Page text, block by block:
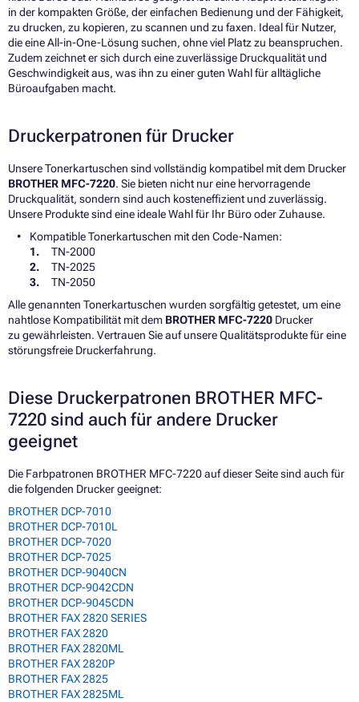
in der kompakten Größe, der einfachen Bedienung und der Fähigkeit,
zu drucken, zu kopieren, zu scannen und zu faxen. Ideal für Nutzer,
die eine All-in-One-Lösung suchen, ohne viel Platz zu beanspruchen.
Zudem zeichnet er sich durch eine zuverlässige Druckqualität und
Geschwindigkeit aus, was ihn zu einer guten Wahl für alltägliche
Büroaufgaben macht.
Druckerpatronen für Drucker
Unsere Tonerkartuschen sind vollständig kompatibel mit dem Drucker
BROTHER MFC-7220. Sie bieten nicht nur eine hervorragende
Druckqualität, sondern sind auch kosteneffizient und zuverlässig.
Unsere Produkte sind eine ideale Wahl für Ihr Büro oder Zuhause.
Kompatible Tonerkartuschen mit den Code-Namen:
TN-2000
TN-2025
TN-2050
Alle genannten Tonerkartuschen wurden sorgfältig getestet, um eine
nahtlose Kompatibilität mit dem BROTHER MFC-7220 Drucker
zu gewährleisten. Vertrauen Sie auf unsere Qualitätsprodukte für eine
störungsfreie Druckerfahrung.
Diese Druckerpatronen BROTHER MFC-
7220 sind auch für andere Drucker
geeignet
Die Farbpatronen BROTHER MFC-7220 auf dieser Seite sind auch für
die folgenden Drucker geeignet:
BROTHER DCP-7010
BROTHER DCP-7010L
BROTHER DCP-7020
BROTHER DCP-7025
BROTHER DCP-9040CN
BROTHER DCP-9042CDN
BROTHER DCP-9045CDN
BROTHER FAX 2820 SERIES
BROTHER FAX 2820
BROTHER FAX 2820ML
BROTHER FAX 2820P
BROTHER FAX 2825
BROTHER FAX 2825ML